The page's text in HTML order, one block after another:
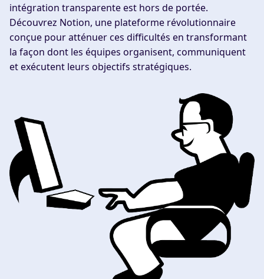
intégration transparente est hors de portée.
Découvrez Notion, une plateforme révolutionnaire
conçue pour atténuer ces difficultés en transformant
la façon dont les équipes organisent, communiquent
et exécutent leurs objectifs stratégiques.